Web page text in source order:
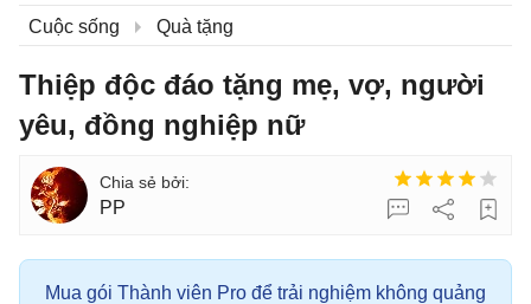
Cuộc sống Quà tặng
Thiệp độc đáo tặng mẹ, vợ, người
yêu, đồng nghiệp nữ
PP
Mua gói Thành viên Pro để trải nghiệm không quảng